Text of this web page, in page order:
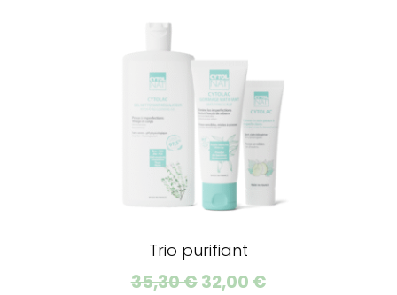
Trio purifiant
35,30€Le
32,00 €Le